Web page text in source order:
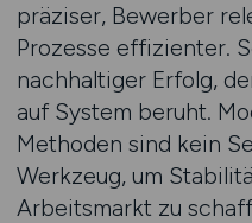
präziser, Bewerber
Prozesse effizienter.
nachhaltiger Erfolg,
auf System beruht.
Methoden sind kein
Werkzeug, um
Arbeitsmarkt zu